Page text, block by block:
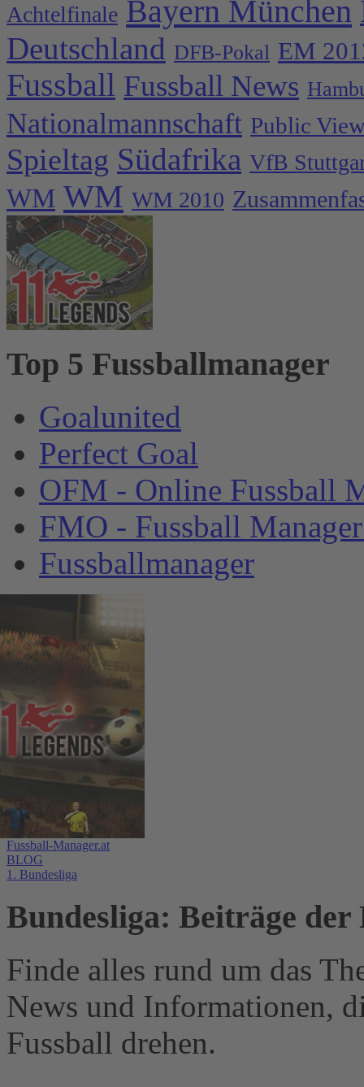
Achtelfinale Bayern München
Deutschland DFB-Pokal EM
Fussball Fussball News
Nationalmannschaft Public
Spieltag Südafrika VfB
WM WM WM 2010
Top 5 Fussballmanager
Goalunited
Perfect Goal
OFM - Online Fussball
FMO - Fussball
Fussballmanager
Fussball-Manager.at
BLOG
1. Bundesliga
Bundesliga: Beiträge
Finde alles rund um das
News und Informationen,
Fussball drehen.